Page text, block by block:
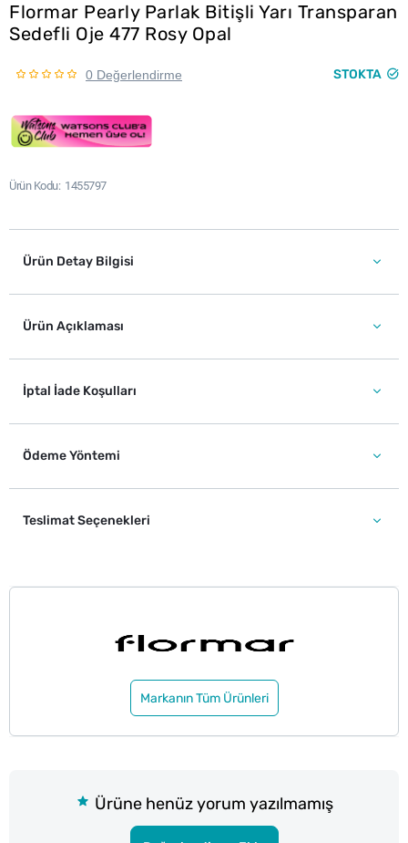
Flormar Pearly Parlak Bitişli Yarı Transparan
Sedefli Oje 477 Rosy Opal
0 Değerlendirme STOKTA
Ürün Kodu 1455797
Ürün Detay Bilgisi
Ürün Açıklaması
İptal İade Koşulları
Ödeme Yöntemi
Teslimat Seçenekleri
Markanın Tüm Ürünleri
Ürüne henüz yorum yazılmamış